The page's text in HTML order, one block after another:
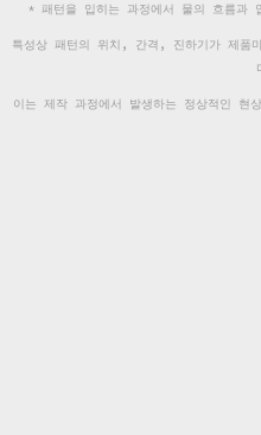
* 패턴을 입히는 과정에서 물의 흐름과
특성상 패턴의 위치, 간격, 진하기가 제품
이는 제작 과정에서 발생하는 정상적인 현